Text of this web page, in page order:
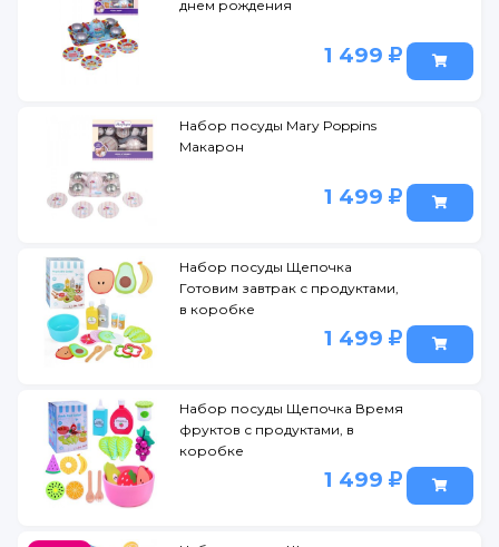
днем рождения
1 499
Набор посуды Mary Poppins
Макарон
1 499
Набор посуды Щепочка
Готовим завтрак с продуктами,
в коробке
1 499
Набор посуды Щепочка Время
фруктов с продуктами, в
коробке
1 499